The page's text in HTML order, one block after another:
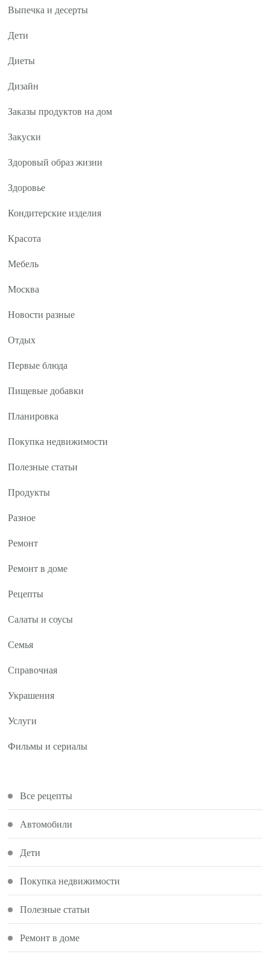
Выпечка и десерты
Дети
Диеты
Дизайн
Заказы продуктов на дом
Закуски
Здоровый образ жизни
Здоровье
Кондитерские изделия
Красота
Мебель
Москва
Новости разные
Отдых
Первые блюда
Пищевые добавки
Планировка
Покупка недвижимости
Полезные статьи
Продукты
Разное
Ремонт
Ремонт в доме
Рецепты
Салаты и соусы
Семья
Справочная
Украшения
Услуги
Фильмы и сериалы
Все рецепты
Автомобили
Дети
Покупка недвижимости
Полезные статьи
Ремонт в доме